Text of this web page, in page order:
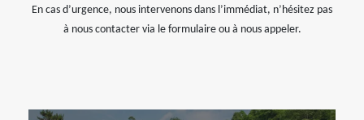
En cas d’urgence, nous intervenons dans l’immédiat, n’hésitez pas
à nous contacter via le formulaire ou à nous appeler.